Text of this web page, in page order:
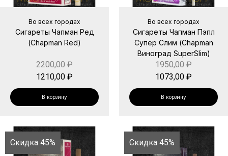
Во всех городах
Сигареты Чапман Ред
(Chapman Red)
2200,00₽
1210,00 ₽
В корзину
Во всех городах
Сигареты Чапман Пэпл
Супер Слим (Chapman
Виноград SuperSlim)
1950,00₽
1073,00 ₽
В корзину
Скидка 45% Скидка 45%